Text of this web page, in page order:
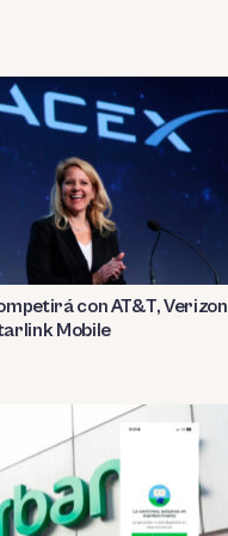
con AT&T, Verizon
Mobile